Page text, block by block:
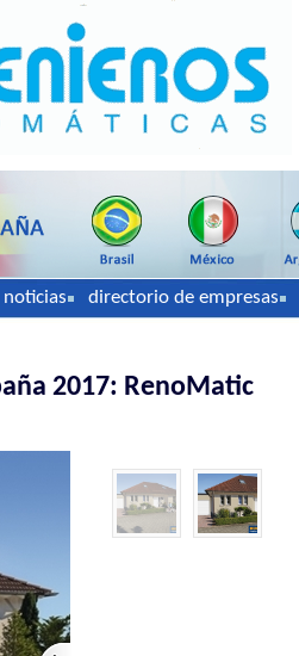
noticias directorio de empresas
2017: RenoMatic